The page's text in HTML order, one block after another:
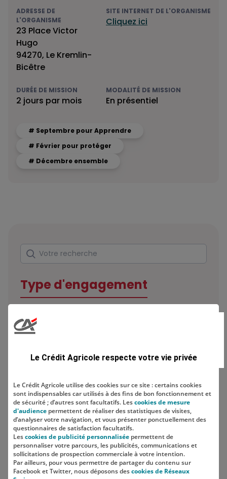
ADRESSE DE
L'ORGANISME
23 Place Victor
Hugo
94270, Le Kremlin-
Bicêtre
SITE INTERNET DE L'ORGANISME
Cliquez ici
DURÉE DE MISSION
2 jours par mois
MODALITÉ DE MISSION
En présentiel
# Septembre pour Apprendre
# Février pour protéger
# Décembre ensemble
Rechercher
Votre recherche
Type d'engagement
Localisation
Le Crédit Agricole respecte votre vie privée
Le Crédit Agricole utilise des cookies sur ce site : certains cookies
sont indispensables car utilisés à des fins de bon fonctionnement et
de sécurité ; d’autres sont facultatifs. Lescookies de mesure
d'audience permettent de réaliser des statistiques de visites,
d’analyser votre navigation, et vous présenter ponctuellement des
questionnaires de satisfaction facultatifs.
Lescookies de publicité personnalisée permettent de
personnaliser votre parcours, les publicités, communications et
sollicitations de prospection commerciale à votre intention.
Par ailleurs, pour vous permettre de partager du contenu sur
Facebook et Twitter, nous déposons descookies de Réseaux